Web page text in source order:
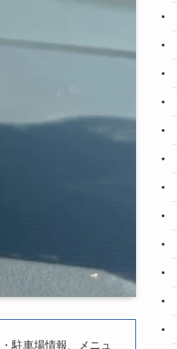
駐車場情報、メニュ